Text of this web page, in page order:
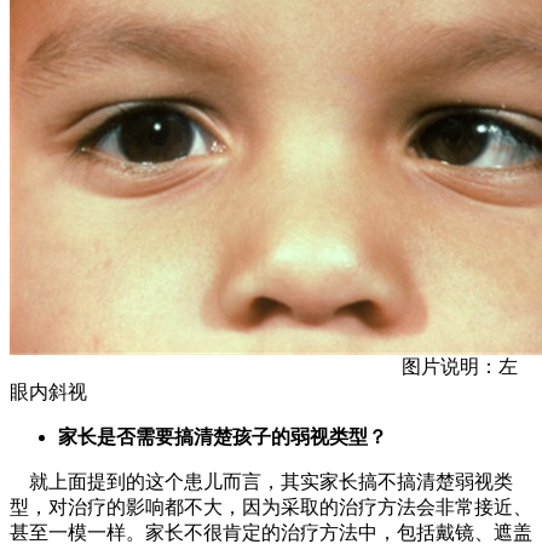
图片说明：左
眼内斜视
家长是否需要搞清楚孩子的弱视类型？
就上面提到的这个患儿而言，其实家长搞不搞清楚弱视类
型，对治疗的影响都不大，因为采取的治疗方法会非常接近、
甚至一模一样。家长不很肯定的治疗方法中，包括戴镜、遮盖